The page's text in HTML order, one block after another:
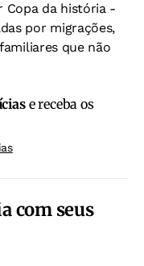
Copa da história -
por migrações,
que não
e receba os
com seus